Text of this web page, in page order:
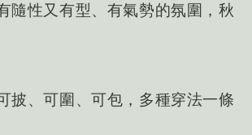
隨性又有型、有氣勢的氛圍，秋
披、可圍、可包，多種穿法一條